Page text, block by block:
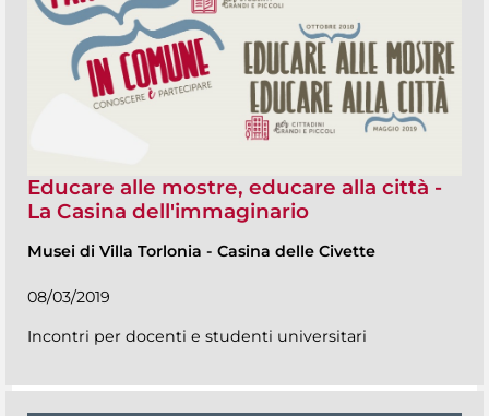
Educare alle mostre, educare alla città -
La Casina dell'immaginario
Musei di Villa Torlonia - Casina delle Civette
08/03/2019
Incontri per docenti e studenti universitari